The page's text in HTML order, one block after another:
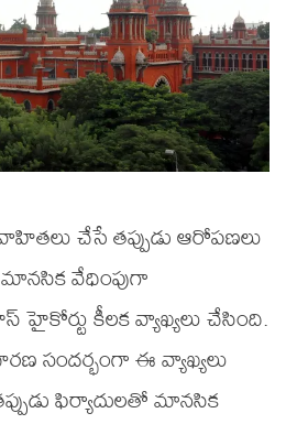
చేసే తప్పుడు ఆరోపణలు
వేధింపుగా
కీలక వ్యాఖ్యలు చేసింది.
సందర్భంగా ఈ వ్యాఖ్యలు
ఫిర్యాదులతో మానసిక